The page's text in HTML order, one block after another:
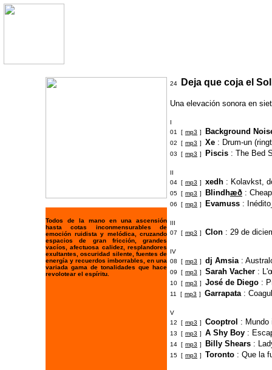
Todos de la mano en una ascensión
hasta cotas inconmensurables de
emoción ruidista y melódica, cruzando
espacios de gran fricción, grandes
vacíos, afectuosa calidez, resplandores
exultantes, oscuridad silente, fuentes de
energía y recuerdos imborrables, en una
variada gama de tonalidades que hace
revolotear el espíritu.
24 Deja que coja el Sol
Una elevación sonora en
I
01 [ mp3 ] Background
02 [ mp3 ] Xe : Drum-un
03 [ mp3 ] Piscis : The Bed
II
04 [ mp3 ] xedh : Kolavkst,
05 [ mp3 ] Blindhæð :
06 [ mp3 ] Evamuss :
III
07 [ mp3 ] Clon : 29 de
IV
08 [ mp3 ] dj Amsia:
09 [ mp3 ] Sarah Vacher : L'
10 [ mp3 ] José de Diego :
11 [ mp3 ] Garrapata:
V
12 [ mp3 ] Cooptrol : Mundo
13 [ mp3 ] A Shy Boy :
14 [ mp3 ] Billy Shears :
15 [ mp3 ] Toronto : Que la